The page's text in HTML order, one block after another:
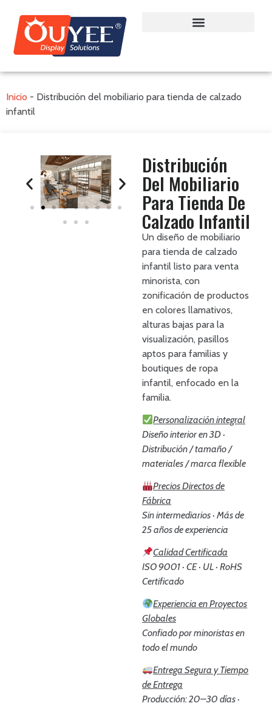
Inicio - Distribución del mobiliario para tienda de calzado
infantil
Distribución
Del Mobiliario
Para Tienda De
Calzado Infantil
Un diseño de mobiliario
para tienda de calzado
infantil listo para venta
minorista, con
zonificación de productos
en colores llamativos,
alturas bajas para la
visualización, pasillos
aptos para familias y
boutiques de ropa
infantil, enfocado en la
familia.
Personalización integral
Diseño interior en 3D ·
Distribución / tamaño /
materiales / marca flexible
Precios Directos de
Fábrica
Sin intermediarios · Más de
25 años de experiencia
Calidad Certificada
ISO 9001 · CE · UL · RoHS
Certificado
Experiencia en Proyectos
Globales
Confiado por minoristas en
todo el mundo
Entrega Segura y Tiempo
de Entrega
Producción: 20–30 días ·